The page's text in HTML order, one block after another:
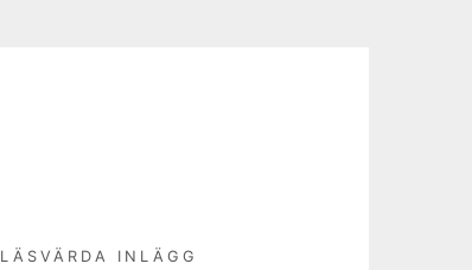
LÄSVÄRDA INLÄGG